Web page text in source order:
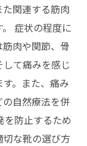
関連する筋肉
症状の程度に
肉や関節、骨
て痛みを感じ
。また、痛み
自然療法を併
を防止するため
な靴の選び方